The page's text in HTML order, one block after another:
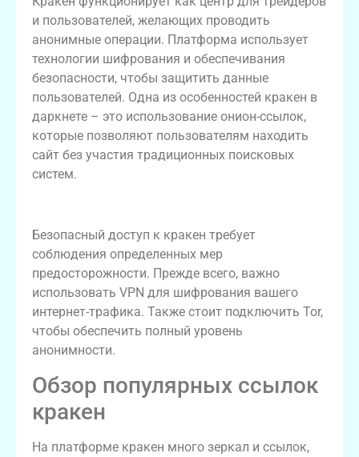
и пользователей, желающих проводить
анонимные операции. Платформа использует
технологии шифрования и обеспечивания
безопасности, чтобы защитить данные
пользователей. Одна из особенностей кракен в
даркнете – это использование онион-ссылок,
которые позволяют пользователям находить
сайт без участия традиционных поисковых
систем.
Безопасный доступ к кракен требует
соблюдения определенных мер
предосторожности. Прежде всего, важно
использовать VPN для шифрования вашего
интернет-трафика. Также стоит подключить Tor,
чтобы обеспечить полный уровень
анонимности.
Обзор популярных ссылок
кракен
На платформе кракен много зеркал и ссылок,